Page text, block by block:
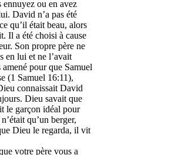
ennuyez ou en avez
David n’a pas été
qu’il était beau, alors
Il a été choisi à cause
Son propre père ne
en lui et ne l’avait
amené pour que Samuel
(1 Samuel 16:11),
connaissait David
Dieu savait que
le garçon idéal pour
qu’un berger,
Dieu le regarda, il vit
votre père vous a